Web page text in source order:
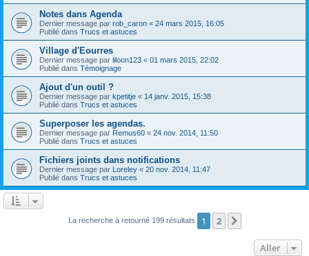
Notes dans Agenda
Dernier message par rob_caron « 24 mars 2015, 16:05
Publié dans Trucs et astuces
Village d'Eourres
Dernier message par liloon123 « 01 mars 2015, 22:02
Publié dans Témoignage
Ajout d'un outil ?
Dernier message par kpetitje « 14 janv. 2015, 15:38
Publié dans Trucs et astuces
Superposer les agendas.
Dernier message par Remus60 « 24 nov. 2014, 11:50
Publié dans Trucs et astuces
Fichiers joints dans notifications
Dernier message par Loreley « 20 nov. 2014, 11:47
Publié dans Trucs et astuces
La recherche a retourné 199 résultats 1 2
Aller